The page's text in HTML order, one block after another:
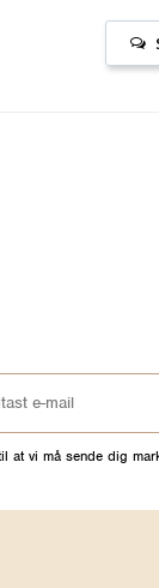
at vi må sende dig